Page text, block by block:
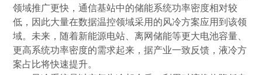
领域推广更快，通信基站中的储能系统功率密度相对较
低，因此大量在数据温控领域采用的风冷方案应用到该领
域。未来，随着新能源电站、离网储能等更大电池容量、
更高系统功率密度的需求起来，据产业一致反馈，液冷方
案占比将快速提升。